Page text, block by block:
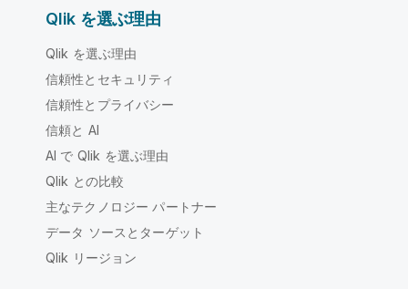
Qlik を選ぶ理由
Qlik を選ぶ理由
信頼性とセキュリティ
信頼性とプライバシー
信頼と AI
AI で Qlik を選ぶ理由
Qlik との比較
主なテクノロジー パートナー
データ ソースとターゲット
Qlik リージョン